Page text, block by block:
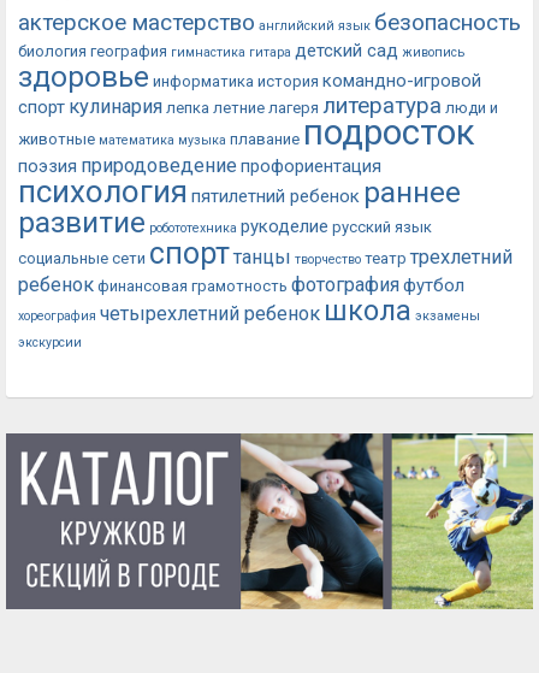
актерское мастерство английский язык безопасность
биология география гимнастика гитара детский сад живопись
здоровье информатика история командно-игровой
спорт кулинария лепка летние лагеря литература люди и
животные математика музыка плавание подросток
поэзия природоведениепрофориентация
психология пятилетний ребенок раннее
развитие робототехника рукоделие русский язык
социальные сети спорттанцы творчество театр трехлетний
ребенок финансовая грамотность фотографияфутбол
хореография четырехлетний ребенок школа экзамены
экскурсии